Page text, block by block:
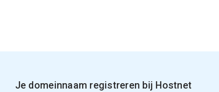
Je domeinnaam registreren bij Hostnet